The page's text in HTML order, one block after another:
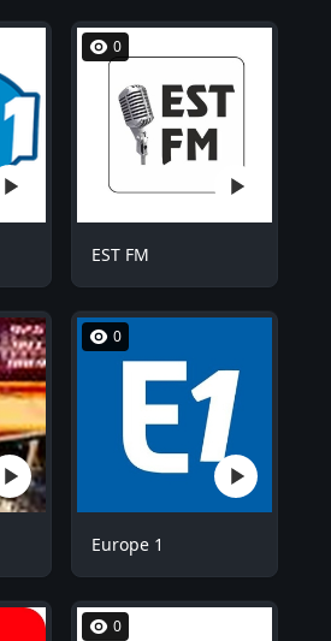
0
EST FM
0
Europe 1
0